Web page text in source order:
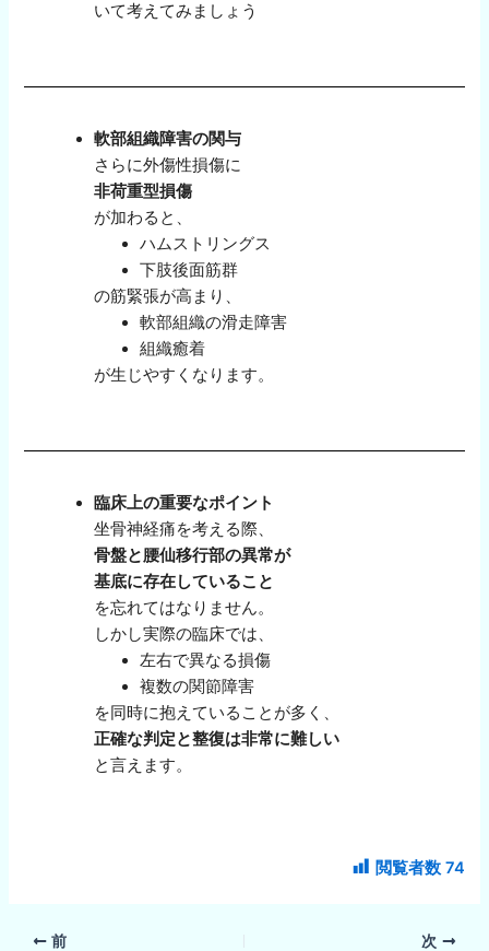
いて考えてみましょう
軟部組織障害の関与
さらに外傷性損傷に
非荷重型損傷
が加わると、
ハムストリングス
下肢後面筋群
の筋緊張が高まり、
軟部組織の滑走障害
組織癒着
が生じやすくなります。
臨床上の重要なポイント
坐骨神経痛を考える際、
骨盤と腰仙移行部の異常が
基底に存在していること
を忘れてはなりません。
しかし実際の臨床では、
左右で異なる損傷
複数の関節障害
を同時に抱えていることが多く、
正確な判定と整復は非常に難しい
と言えます。
閲覧者数 74
前 次